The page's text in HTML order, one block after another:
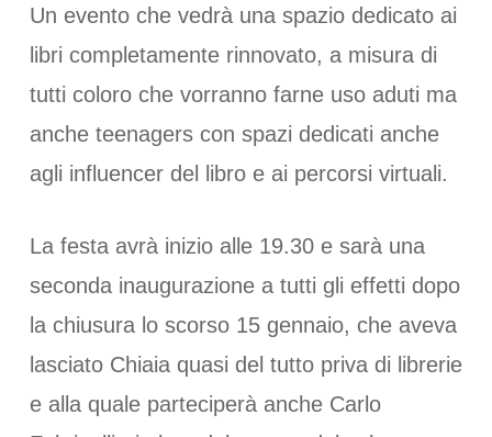
Un evento che vedrà una spazio dedicato ai
libri completamente rinnovato, a misura di
tutti coloro che vorranno farne uso aduti ma
anche teenagers con spazi dedicati anche
agli influencer del libro e ai percorsi virtuali.
La festa avrà inizio alle 19.30 e sarà una
seconda inaugurazione a tutti gli effetti dopo
la chiusura lo scorso 15 gennaio, che aveva
lasciato Chiaia quasi del tutto priva di librerie
e alla quale parteciperà anche Carlo